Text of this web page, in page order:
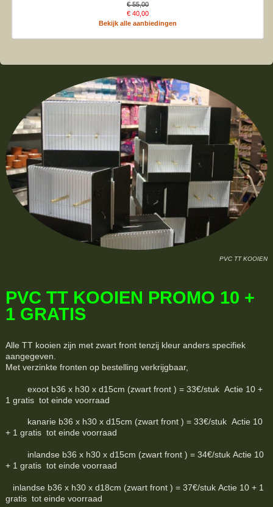
€ 55,00
€ 40,00
Bekijk alle aanbiedingen
PVC TT KOOIEN
PVC TT KOOIEN PROMO 10 +
1 GRATIS
Alle TT kooien zijn met zwart front tenzij kleur anders specifiek
aangegeven.
Met verzinkte fronten op bestelling verkrijgbaar,
exoot b36 x h30 x d15cm (zwart front ) = 33€/stuk Actie 10 +
1 gratis tot einde voorraad
kanarie b36 x h30 x d15cm (zwart front ) = 33€/stuk Actie 10
+ 1 gratis tot einde voorraad
inlandse b36 x h30 x d15cm (zwart front ) = 34€/stuk Actie 10
+ 1 gratis tot einde voorraad
inlandse b36 x h30 x d18cm (zwart front ) = 37€/stuk Actie 10 + 1
gratis tot einde voorraad